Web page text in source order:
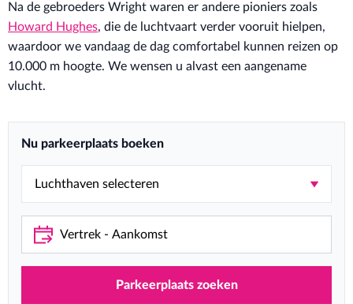
Na de gebroeders Wright waren er andere pioniers zoals
Howard Hughes, die de luchtvaart verder vooruit hielpen,
waardoor we vandaag de dag comfortabel kunnen reizen op
10.000 m hoogte. We wensen u alvast een aangename
vlucht.
Nu parkeerplaats boeken
Parkeerplaats zoeken